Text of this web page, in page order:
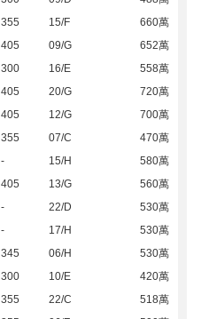
355 15/F
660萬
405 09/G
652萬
300 16/E
558萬
405 20/G
720萬
405 12/G
700萬
355 07/C
470萬
- 15/H
580萬
405 13/G
560萬
- 22/D
530萬
- 17/H
530萬
345 06/H
530萬
300 10/E
420萬
355 22/C
518萬